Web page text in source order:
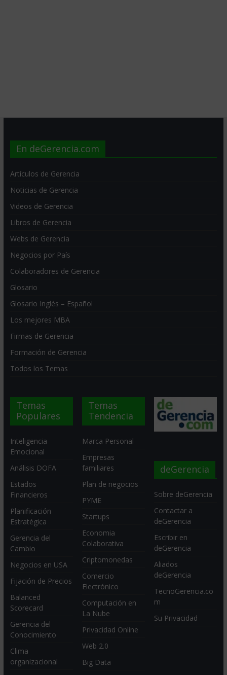
En deGerencia.com
Artículos de Gerencia
Noticias de Gerencia
Videos de Gerencia
Libros de Gerencia
Webs de Gerencia
Negocios por País
Colaboradores de Gerencia
Glosario
Glosario Inglés – Español
Los mejores MBA
Firmas de Gerencia
Formación de Gerencia
Todos los Temas
Temas
Populares
Inteligencia
Emocional
Análisis DOFA
Estados
Financieros
Planificación
Estratégica
Gerencia del
Cambio
Negocios en USA
Fijación de Precios
Balanced
Scorecard
Gerencia del
Conocimiento
Clima
organizacional
Temas
Tendencia
Marca Personal
Empresas
familiares
Plan de negocios
PYME
Startups
Economia
Colaborativa
Criptomonedas
Comercio
Electrónico
Computación en
La Nube
Privacidad Online
Web 2.0
Big Data
deGerencia
Sobre deGerencia
Contactar a
deGerencia
Escribir en
deGerencia
Aliados
deGerencia
TecnoGerencia.co
m
Su Privacidad